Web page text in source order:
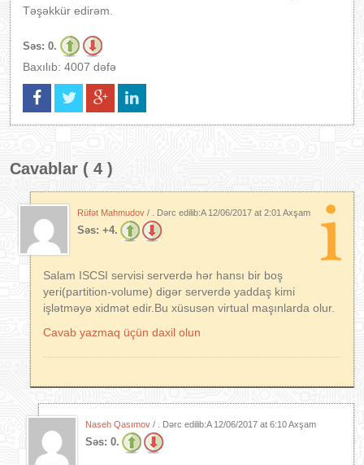
Təşəkkür edirəm.
Səs: 0.
Baxılıb: 4007 dəfə
Cavablar ( 4 )
Rüfət Mahmudov / . Dərc edilib:A 12/06/2017 at 2:01 Axşam
Səs: +4.
Salam ISCSI servisi serverdə hər hansı bir boş
yeri(partition-volume) digər serverdə yaddaş kimi
işlətməyə xidmət edir.Bu xüsusən virtual maşınlarda olur.
Cavab yazmaq üçün daxil olun
Naseh Qasımov / . Dərc edilib:A 12/06/2017 at 6:10 Axşam
Səs: 0.